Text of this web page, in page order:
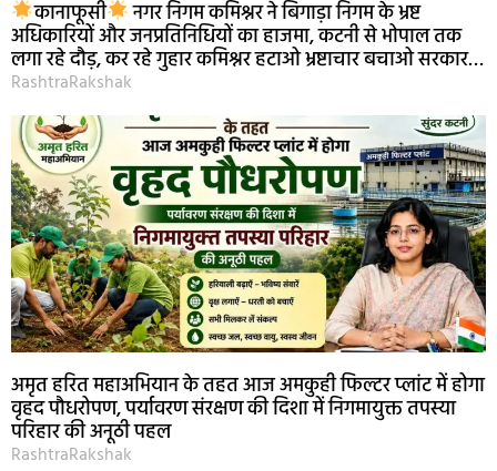
कानाफूसी नगर निगम कमिश्नर ने बिगाड़ा निगम के भ्रष्ट
अधिकारियों और जनप्रतिनिधियों का हाजमा, कटनी से भोपाल तक
लगा रहे दौड़, कर रहे गुहार कमिश्नर हटाओ भ्रष्टाचार बचाओ सरकार…
RashtraRakshak
अमृत हरित महाअभियान के तहत आज अमकुही फिल्टर प्लांट में होगा
वृहद पौधरोपण, पर्यावरण संरक्षण की दिशा में निगमायुक्त तपस्या
परिहार की अनूठी पहल
RashtraRakshak